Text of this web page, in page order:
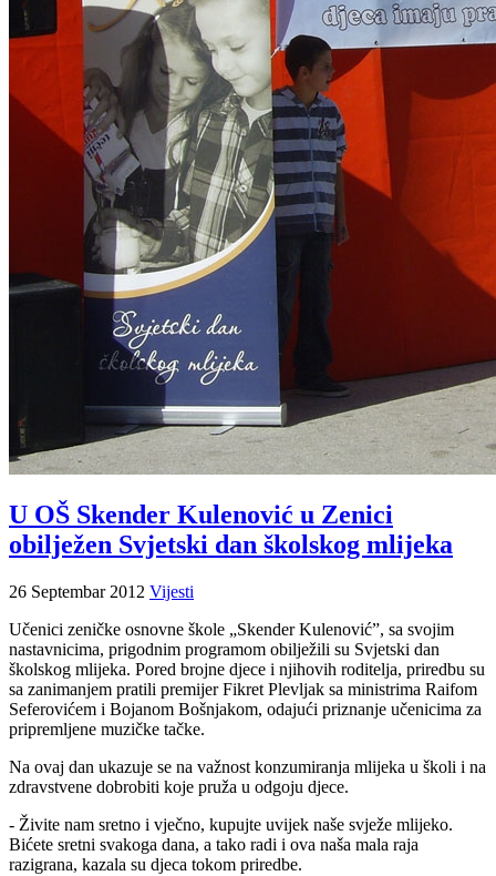
U OŠ Skender Kulenović u Zenici
obilježen Svjetski dan školskog mlijeka
26 Septembar 2012 Vijesti
Učenici zeničke osnovne škole „Skender Kulenović”, sa svojim
nastavnicima, prigodnim programom obilježili su Svjetski dan
školskog mlijeka. Pored brojne djece i njihovih roditelja, priredbu su
sa zanimanjem pratili premijer Fikret Plevljak sa ministrima Raifom
Seferovićem i Bojanom Bošnjakom, odajući priznanje učenicima za
pripremljene muzičke tačke.
Na ovaj dan ukazuje se na važnost konzumiranja mlijeka u školi i na
zdravstvene dobrobiti koje pruža u odgoju djece.
- Živite nam sretno i vječno, kupujte uvijek naše svježe mlijeko.
Bićete sretni svakoga dana, a tako radi i ova naša mala raja
razigrana, kazala su djeca tokom priredbe.